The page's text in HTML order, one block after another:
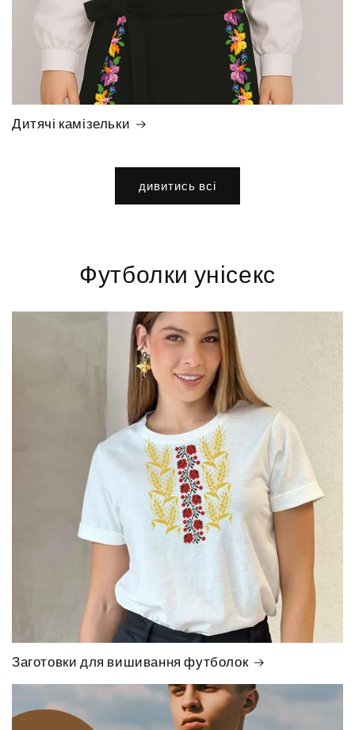
Дитячі камізельки
дивитись всі
Футболки унісекс
Заготовки для вишивання футболок